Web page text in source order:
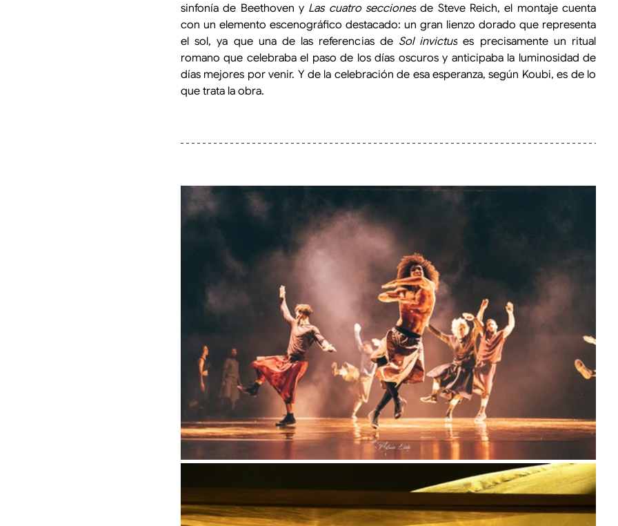
sinfonía de Beethoven y Las cuatro secciones de Steve Reich, el montaje cuenta
con un elemento escenográfico destacado: un gran lienzo dorado que representa
el sol, ya que una de las referencias de Sol invictus es precisamente un ritual
romano que celebraba el paso de los días oscuros y anticipaba la luminosidad de
días mejores por venir. Y de la celebración de esa esperanza, según Koubi, es de lo
que trata la obra.